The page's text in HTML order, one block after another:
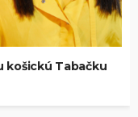
košickú Tabačku